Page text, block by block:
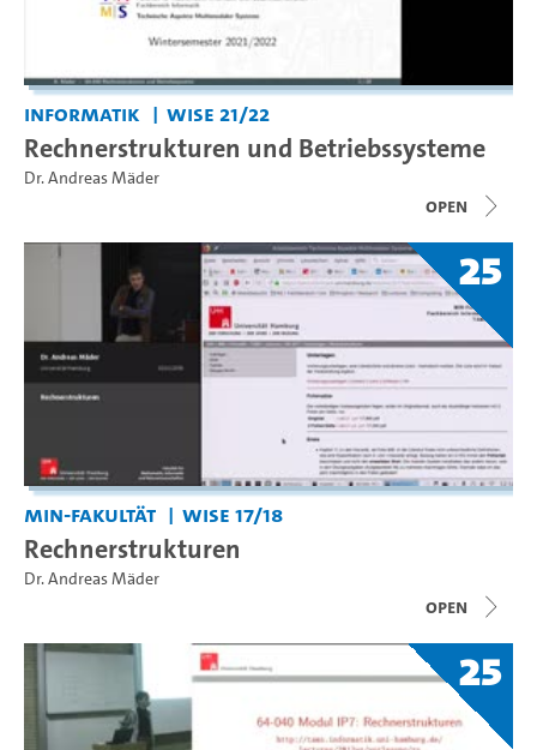
Informatik WiSe 21/22
Rechnerstrukturen und Betriebssysteme
Dr. Andreas Mäder
open
25
MIN-Fakultät WiSe 17/18
Rechnerstrukturen
Dr. Andreas Mäder
open
25